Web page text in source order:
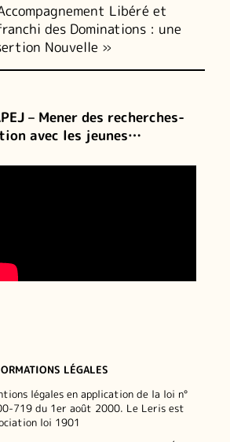
Libéré et
des Dominations : une
Nouvelle »
– Mener des recherches-
avec les jeunes…
LÉGALES
légales en application de la loi n°
719 du 1er août 2000. Le Leris est
loi 1901